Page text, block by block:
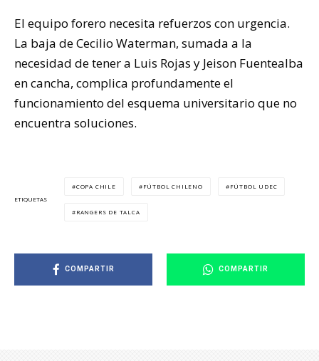
El equipo forero necesita refuerzos con urgencia.
La baja de Cecilio Waterman, sumada a la
necesidad de tener a Luis Rojas y Jeison Fuentealba
en cancha, complica profundamente el
funcionamiento del esquema universitario que no
encuentra soluciones.
ETIQUETAS
COPA CHILE FÚTBOL CHILENO FÚTBOL UDEC
RANGERS DE TALCA
COMPARTIR COMPARTIR